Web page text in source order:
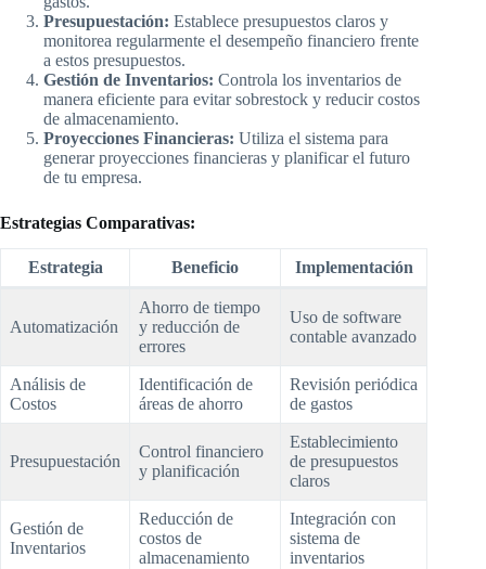
Presupuestación: Establece presupuestos claros y
monitorea regularmente el desempeño financiero frente
a estos presupuestos.
Gestión de Inventarios: Controla los inventarios de
manera eficiente para evitar sobrestock y reducir costos
de almacenamiento.
Proyecciones Financieras: Utiliza el sistema para
generar proyecciones financieras y planificar el futuro
de tu empresa.
Estrategias Comparativas:
Estrategia Beneficio Implementación
Automatización
Ahorro de tiempo
y reducción de
errores
Uso de software
contable avanzado
Análisis de
Costos
Identificación de
áreas de ahorro
Revisión periódica
de gastos
Presupuestación
Control financiero
y planificación
Establecimiento
de presupuestos
claros
Gestión de
Inventarios
Reducción de
costos de
almacenamiento
Integración con
sistema de
inventarios